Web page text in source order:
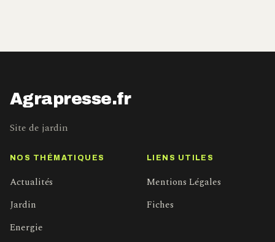
Agrapresse.fr
Site de jardin
NOS THÉMATIQUES
Actualités
Jardin
Energie
LIENS UTILES
Mentions Légales
Fiches